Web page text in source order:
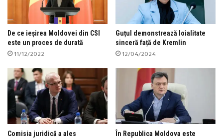
De ce ieșirea Moldovei din CSI
este un proces de durată
11/12/2022
Guțul demonstrează loialitate
sinceră față de Kremlin
12/04/2024
Comisia juridică a ales
În Republica Moldova este